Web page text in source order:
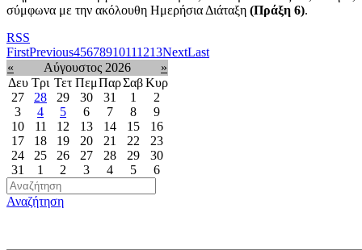
σύμφωνα με την ακόλουθη Ημερήσια Διάταξη (Πράξη 6).
RSS
FirstPrevious45678910111213NextLast
«
Αύγουστος 2026
»
Δευ Τρι Τετ ΠεμΠαρΣαβΚυρ
27
28 29 30 31 1
2
3
4 5 6 7 8
9
10
11 12 13 14 15
16
17
18 19 20 21 22
23
24
25 26 27 28 29
30
31
1 2 3 4 5 6
Αναζήτηση